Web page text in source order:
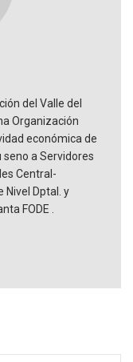
del Valle del
Organización
económica de
a Servidores
Central-
Nivel Dptal. y
FODE .